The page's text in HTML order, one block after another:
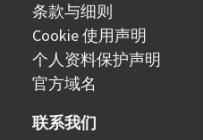
条款与细则
Cookie 使用声明
个人资料保护声明
官方域名
联系我们